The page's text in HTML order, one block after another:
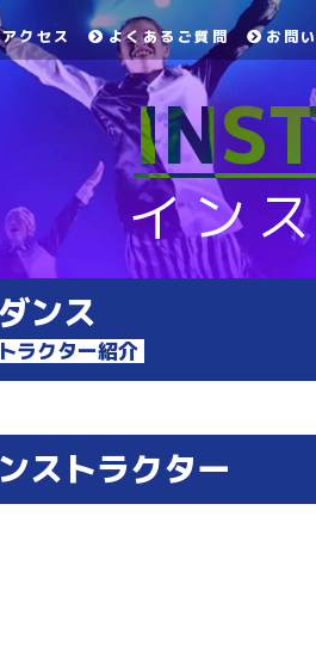
アクセス よくあるご質問 お問
イン
ンス
ラクター紹介
ストラクター